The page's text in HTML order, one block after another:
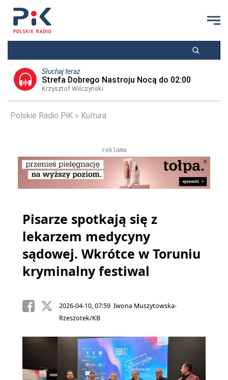
Słuchaj teraz
Strefa Dobrego Nastroju Nocą do 02:00
Krzysztof Wilczyński
Polskie Radio PiK Kultura
reklama
Pisarze spotkają się z
lekarzem medycyny
sądowej. Wkrótce w Toruniu
kryminalny festiwal
2026-04-10, 07:59 Iwona Muszytowska-
Rzeszotek/KB